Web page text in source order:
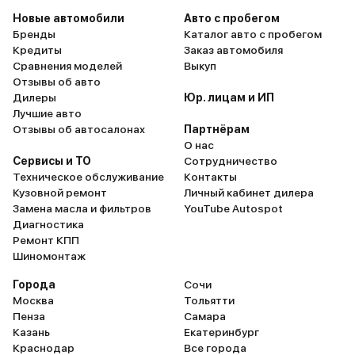
дизеля на прадиках не
дотягивали до этого. Что ещё
мне понравилось - сиденья с
вентиляцией (вентиляция
реальная, она прямо чувствуется,
там стоит вентилятор, на
максимальной мощности его
даже немного слышно)
работают, они реально
авто, Киа Соренто Прайм,
вентиляция почти не работала,
одно слово. Конечно же,
преемственность поколений.
Новый Прадо - это всё такая же
добрая и надёжная Тойота. За
год я проехал 65000 км и ничего
не менял, кроме расходников.
Кстати, ещё из особенностей, не
аэродинамику, почти нет свиста
от зеркал и от колёс на скорости,
Увеличение мощности
200 л.с. и по моменту с
500 Нм дает о себе
обгонах свыше 110 км/
чипованным ТЛК 200 не
новом Прадо при
л/100км, зимой 9,0-9,5
(для сравнения-Прадо
бензиновый
л/100км, а ТЛК 200
скажу-нет статистики
Новые автомобили
Бренды
Кредиты
Сравнения моделей
Отзывы об авто
Дилеры
Лучшие авто
Отзывы об автосалонах
Сервисы и ТО
Техническое обслуживание
Кузовной ремонт
Замена масла и фильтров
Диагностика
Ремонт КПП
Шиномонтаж
Авто с пробегом
Каталог авто с пробегом
Заказ автомобиля
Выкуп
Юр. лицам и ИП
Партнёрам
О нас
Сотрудничество
Контакты
Личный кабинет дилера
YouTube Autospot
Города
Москва
Пенза
Казань
Краснодар
Сочи
Тольятти
Самара
Екатеринбург
Все города